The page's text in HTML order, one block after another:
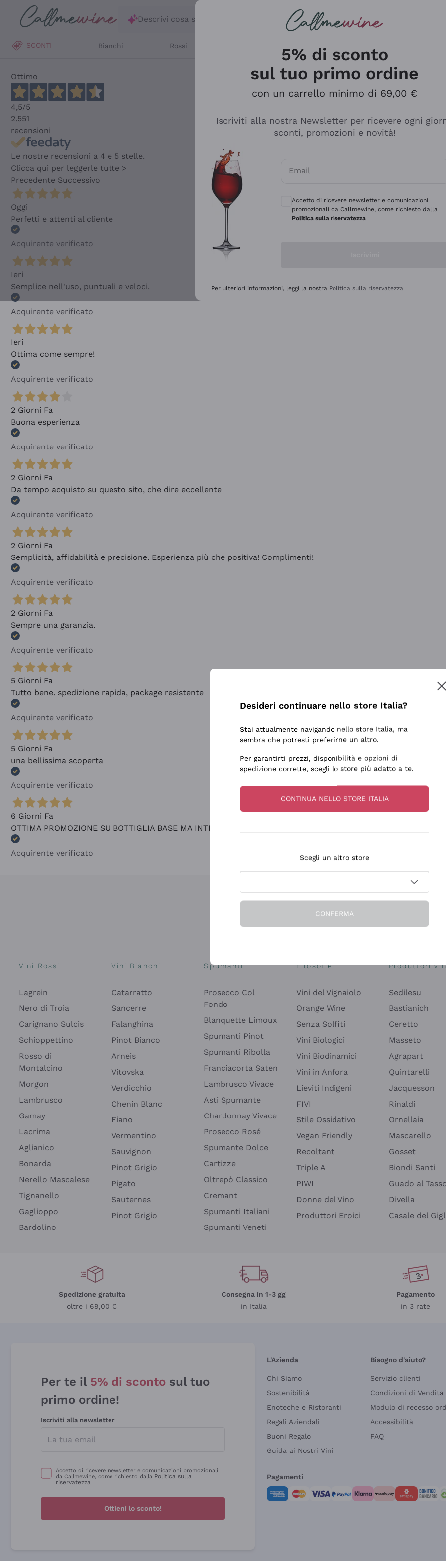
Salta al contenuto principale
Descrivi cosa stai cercando
SCONTI Bianchi Rossi
Ottimo
4,5/5
2.551
recensioni
Le nostre recensioni a 4 e 5 stelle.
Clicca qui per leggerle tutte >
Precedente Successivo
Oggi
Perfetti e attenti al cliente
Acquirente verificato
Ieri
Semplice nell'uso, puntuali e veloci.
Acquirente verificato
Ieri
Ottima come sempre!
Acquirente verificato
2 Giorni Fa
Buona esperienza
Acquirente verificato
2 Giorni Fa
Da tempo acquisto su questo sito, che dire eccellente
Acquirente verificato
2 Giorni Fa
Semplicità, affidabilità e precisione. Esperienza più che positiva! Complimenti!
Acquirente verificato
2 Giorni Fa
Sempre una garanzia.
Acquirente verificato
5 Giorni Fa
Tutto bene. spedizione rapida, package resistente
Acquirente verificato
5 Giorni Fa
una bellissima scoperta
Acquirente verificato
6 Giorni Fa
OTTIMA PROMOZIONE SU BOTTIGLIA BASE MA INTERESSANTE DI CHAMPAGNE E CONSEGNA RAPIDISSIMA.
Acquirente verificato
Esplora il catalogo
Vini Rossi
Lagrein
Nero di Troia
Carignano Sulcis
Schioppettino
Rosso di
Montalcino
Morgon
Lambrusco
Gamay
Lacrima
Aglianico
Bonarda
Nerello Mascalese
Tignanello
Gaglioppo
Bardolino
Vini Bianchi
Catarratto
Sancerre
Falanghina
Pinot Bianco
Arneis
Vitovska
Verdicchio
Chenin Blanc
Fiano
Vermentino
Sauvignon
Pinot Grigio
Pigato
Sauternes
Pinot Grigio
Spumanti
Prosecco Col
Fondo
Blanquette Limoux
Spumanti Pinot
Spumanti Ribolla
Franciacorta Saten
Lambrusco Vivace
Asti Spumante
Chardonnay Vivace
Prosecco Rosé
Spumante Dolce
Cartizze
Oltrepò Classico
Cremant
Spumanti Italiani
Spumanti Veneti
Filosofie
Vini del Vignaiolo
Orange Wine
Senza Solfiti
Vini Biologici
Vini Biodinamici
Vini in Anfora
Lieviti Indigeni
FIVI
Stile Ossidativo
Vegan Friendly
Recoltant
Triple A
PIWI
Donne del Vino
Produttori Eroici
Produttori
Sedilesu
Bastianich
Ceretto
Masseto
Agrapart
Quintarelli
Jacquesson
Rinaldi
Ornellaia
Mascarello
Gosset
Biondi Santi
Guado al Tasso
Divella
Casale del
Spedizione gratuita
oltre i 69,00 €
Consegna in 1-3 gg
in Italia
Pagamento
in 3 rate
Per te il 5% di sconto sul tuo
primo ordine!
Iscriviti alla newsletter
Accetto di ricevere newsletter e comunicazioni promozionali
da Callmewine, come richiesto dalla Politica sulla
riservatezza
Ottieni lo sconto!
L'Azienda
Chi Siamo
Sostenibilità
Enoteche e Ristoranti
Regali Aziendali
Buoni Regalo
Guida ai Nostri Vini
Bisogno d'aiuto?
Servizio clienti
Condizioni di Vendita
Modulo di recesso
Accessibilità
FAQ
Pagamenti
5% di sconto
sul tuo primo ordine
con un carrello minimo di 69,00 €
Iscriviti alla nostra Newsletter per ricevere ogni
sconti, promozioni e novità!
Email
Accetto di ricevere newsletter e comunicazioni
promozionali da Callmewine, come richiesto dalla
Politica sulla riservatezza
Per ulteriori informazioni, leggi la nostra Politica sulla riservatezza
Desideri continuare nello store Italia?
Stai attualmente navigando nello store Italia, ma
sembra che potresti preferirne un altro.
Per garantirti prezzi, disponibilità e opzioni di
spedizione corrette, scegli lo store più adatto a te.
CONTINUA NELLO STORE ITALIA
Scegli un altro store
CONFERMA